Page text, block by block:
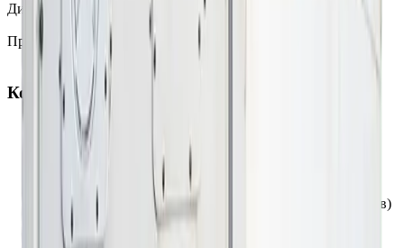
Диапазон температур
−40 … +30 °C
Производители
Carrier, Thermo King, Daikin, Starcool
Контейнеры соответствуют:
соответствуют стандартам ISO (ISO 830, 668, 6346,
1161, 1496-1)
герметичны (WWT - wind & water tight, водо- и
ветронепроницаемы)
с действующей CSC-табличкой (не менее 12 месяцев)
с действующим префиксом (зарегистрированный
BIC-код)